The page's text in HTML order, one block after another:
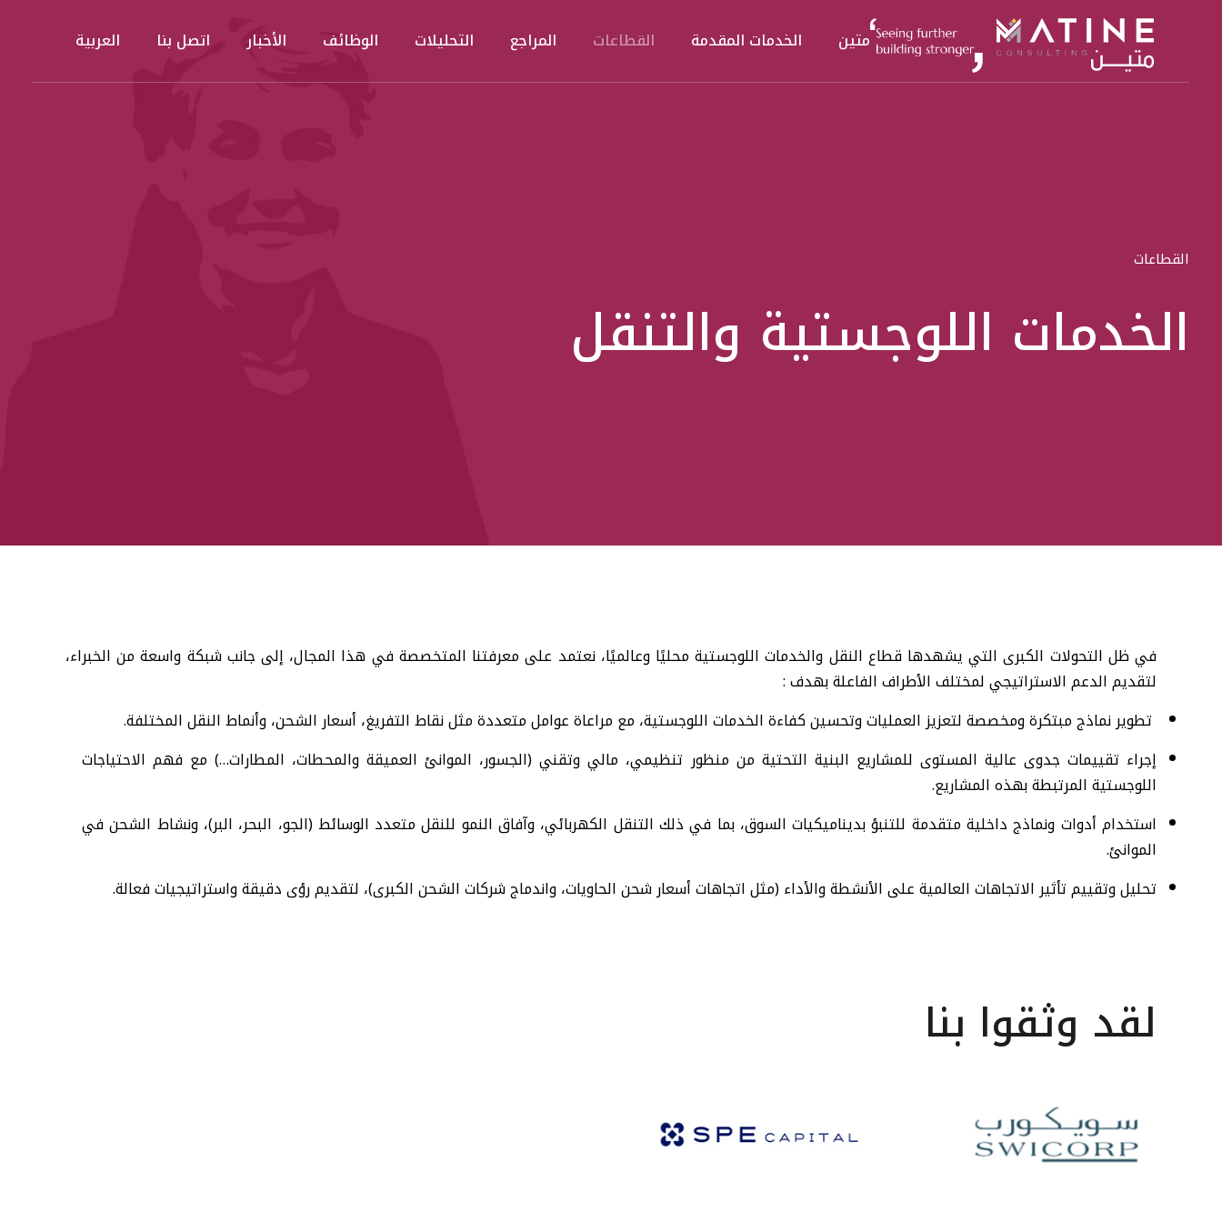
متين الخدمات المقدمة القطاعات المراجع التحليلات الوظائف الأخبار اتصل بنا العربية
القطاعات
الخدمات اللوجستية والتنقل
في ظل التحولات الكبرى التي يشهدها قطاع النقل والخدمات اللوجستية محليًا وعالميًا، نعتمد على معرفتنا المتخصصة في هذا المجال، إلى جانب شبكة واسعة من الخبراء،
لتقديم الدعم الاستراتيجي لمختلف الأطراف الفاعلة بهدف :
تطوير نماذج مبتكرة ومخصصة لتعزيز العمليات وتحسين كفاءة الخدمات اللوجستية، مع مراعاة عوامل متعددة مثل نقاط التفريغ، أسعار الشحن، وأنماط النقل المختلفة.
إجراء تقييمات جدوى عالية المستوى للمشاريع البنية التحتية من منظور تنظيمي، مالي وتقني (الجسور، الموانئ العميقة والمحطات، المطارات…) مع فهم الاحتياجات
اللوجستية المرتبطة بهذه المشاريع.
استخدام أدوات ونماذج داخلية متقدمة للتنبؤ بديناميكيات السوق، بما في ذلك التنقل الكهربائي، وآفاق النمو للنقل متعدد الوسائط (الجو، البحر، البر)، ونشاط الشحن في
الموانئ.
تحليل وتقييم تأثير الاتجاهات العالمية على الأنشطة والأداء (مثل اتجاهات أسعار شحن الحاويات، واندماج شركات الشحن الكبرى)، لتقديم رؤى دقيقة واستراتيجيات فعالة.
لقد وثقوا بنا